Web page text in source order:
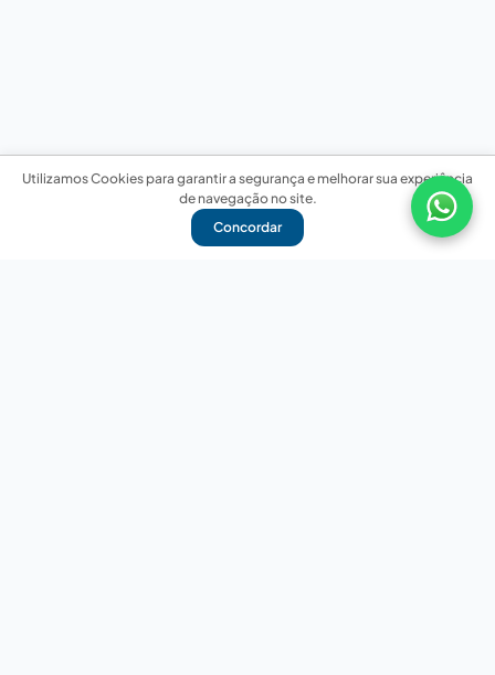
Utilizamos Cookies para garantir a segurança e melhorar sua experiência
de navegação no site.
Concordar